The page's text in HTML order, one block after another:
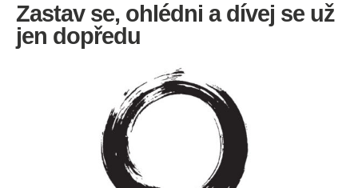
Zastav se, ohlédni a dívej se už
jen dopředu